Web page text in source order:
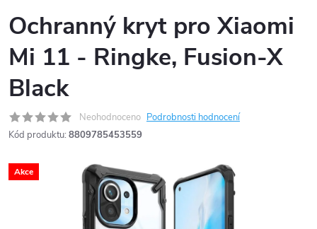
Ochranný kryt pro Xiaomi
Mi 11 - Ringke, Fusion-X
Black
Neohodnoceno Podrobnosti hodnocení
Kód produktu: 8809785453559
Akce